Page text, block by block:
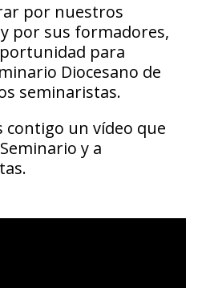
por nuestros
por sus formadores,
para
Diocesano de
seminaristas.
contigo un vídeo que
y a